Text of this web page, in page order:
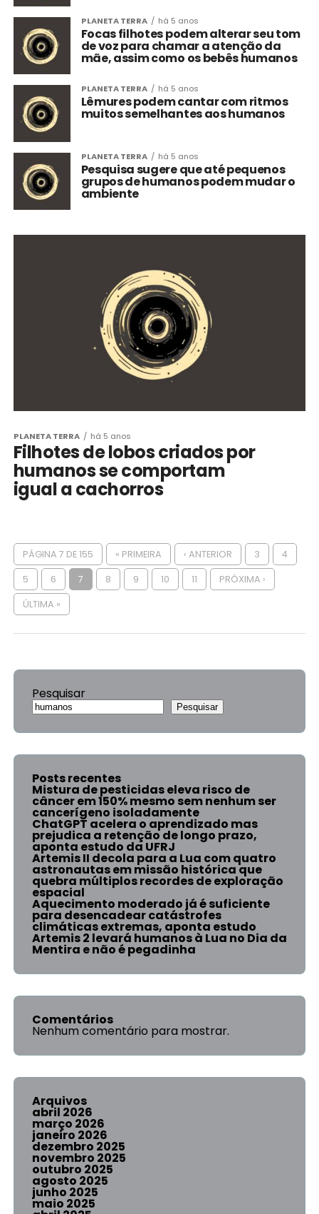
PLANETA TERRA há 5 anos
Focas filhotes podem alterar seu tom
de voz para chamar a atenção da
mãe, assim como os bebês humanos
PLANETA TERRA há 5 anos
Lêmures podem cantar com ritmos
muitos semelhantes aos humanos
PLANETA TERRA há 5 anos
Pesquisa sugere que até pequenos
grupos de humanos podem mudar o
ambiente
PLANETA TERRA há 5 anos
Filhotes de lobos criados por
humanos se comportam
igual a cachorros
PÁGINA 7 DE 155 « PRIMEIRA ‹ ANTERIOR 3 4
5 6 7 8 9 10 11 PRÓXIMA ›
ÚLTIMA »
Pesquisar
Pesquisar
Posts recentes
Mistura de pesticidas eleva risco de
câncer em 150% mesmo sem nenhum ser
cancerígeno isoladamente
ChatGPT acelera o aprendizado mas
prejudica a retenção de longo prazo,
aponta estudo da UFRJ
Artemis II decola para a Lua com quatro
astronautas em missão histórica que
quebra múltiplos recordes de exploração
espacial
Aquecimento moderado já é suficiente
para desencadear catástrofes
climáticas extremas, aponta estudo
Artemis 2 levará humanos à Lua no Dia da
Mentira e não é pegadinha
Comentários
Nenhum comentário para mostrar.
Arquivos
abril 2026
março 2026
janeiro 2026
dezembro 2025
novembro 2025
outubro 2025
agosto 2025
junho 2025
maio 2025